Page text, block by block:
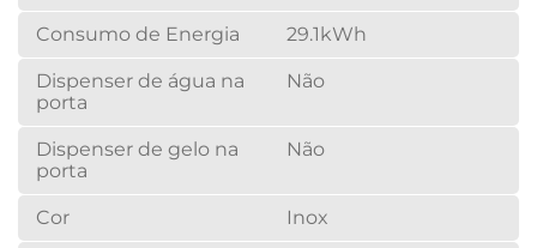
Consumo de Energia 29.1kWh
Dispenser de água na
porta
Não
Dispenser de gelo na
porta
Não
Cor Inox